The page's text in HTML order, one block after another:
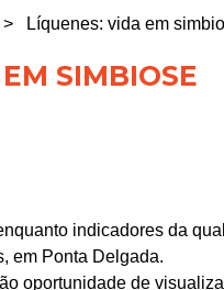
> Líquenes: vida em
SIMBIOSE
indicadores da
em Ponta Delgada.
oportunidade de